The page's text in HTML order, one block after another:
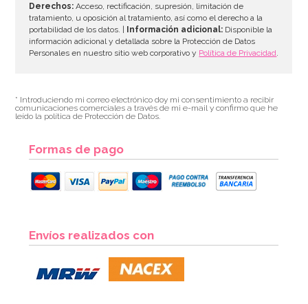
4,50€
Derechos: Acceso, rectificación, supresión, limitación de
tratamiento, u oposición al tratamiento, así como el derecho a la
portabilidad de los datos. |
Información adicional: Disponible la
información adicional y detallada sobre la Protección de Datos
Personales en nuestro sitio web corporativo y Política de Privacidad.
* Introduciendo mi correo electrónico doy mi consentimiento a recibir
comunicaciones comerciales a través de mi e-mail y confirmo que he
leído la política de Protección de Datos.
Formas de pago
Envíos realizados con